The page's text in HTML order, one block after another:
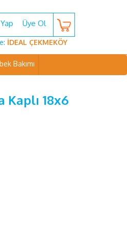
Üye Ol
İDEAL ÇEKMEKÖY
Bakımı
18x6